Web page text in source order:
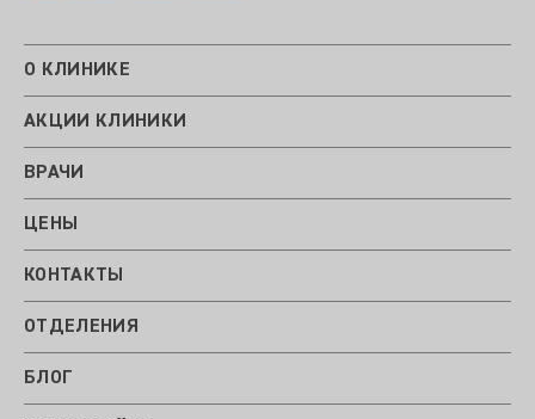
О КЛИНИКЕ
АКЦИИ КЛИНИКИ
ВРАЧИ
ЦЕНЫ
КОНТАКТЫ
ОТДЕЛЕНИЯ
БЛОГ